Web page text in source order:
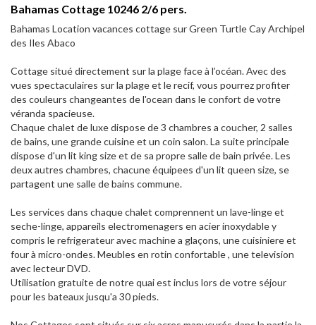
Bahamas Cottage 10246 2/6 pers.
Bahamas Location vacances cottage sur Green Turtle Cay Archipel
des Iles Abaco
Cottage situé directement sur la plage face à l’océan. Avec des
vues spectaculaires sur la plage et le recif, vous pourrez profiter
des couleurs changeantes de l'ocean dans le confort de votre
véranda spacieuse.
Chaque chalet de luxe dispose de 3 chambres a coucher, 2 salles
de bains, une grande cuisine et un coin salon. La suite principale
dispose d'un lit king size et de sa propre salle de bain privée. Les
deux autres chambres, chacune équipees d'un lit queen size, se
partagent une salle de bains commune.
Les services dans chaque chalet comprennent un lave-linge et
seche-linge, appareils electromenagers en acier inoxydable y
compris le refrigerateur avec machine a glaçons, une cuisiniere et
four à micro-ondes. Meubles en rotin confortable , une television
avec lecteur DVD.
Utilisation gratuite de notre quai est inclus lors de votre séjour
pour les bateaux jusqu'a 30 pieds.